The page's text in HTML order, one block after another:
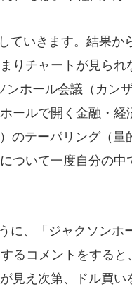
いきます。結果か
りチャートが見ら
ホール会議（カン
ールで開く金融・経
のテーパリング（量
ついて一度自分の中
に、「ジャクソンホ
るコメントをする
見え次第、ドル買い